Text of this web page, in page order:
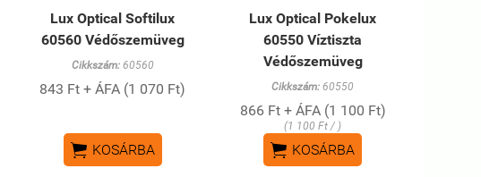
Lux Optical Softilux
60560 Védőszemüveg
Cikkszám:60560
843 Ft + ÁFA (1 070 Ft)
 KOSÁRBA
Lux Optical Pokelux
60550 Víztiszta
Védőszemüveg
Cikkszám: 60550
866 Ft + ÁFA (1 100 Ft)
(1 100 Ft / )
 KOSÁRBA